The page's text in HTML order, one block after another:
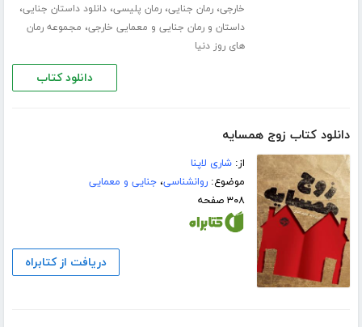
خارجی،رمان جنایی،رمان پلیسی،دانلود داستان جنایی،
داستان و رمان جنایی و معمایی خارجی، مجموعه رمان
های روز دنیا
دانلود کتاب
دانلود کتاب زوج همسایه
از:شاری لاپنا
موضوع:روانشناسی،جنایی و معمایی
۳۰۸ صفحه
دریافت از کتابراه